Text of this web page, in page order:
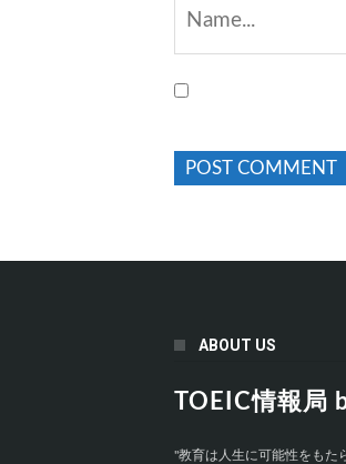
ABOUT US
TOEIC情報局
"教育は人生に可能性をもた